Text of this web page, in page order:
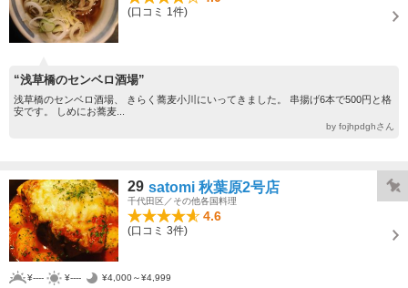
(口コミ 1件)
“浅草橋のセンベロ酒場”
浅草橋のセンベロ酒場、 きらく蕎麦小川にいってきました。 串揚げ6本で500円と格
安です。 しめにお蕎麦...
by fojhpdghさん
29 satomi 秋葉原2号店
千代田区／その他各国料理
4.6
(口コミ 3件)
¥---- ¥---- ¥4,000～¥4,999